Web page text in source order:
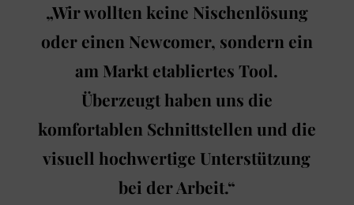
„Wir wollten keine Nischenlösung
oder einen Newcomer, sondern ein
am Markt etabliertes Tool.
Überzeugt haben uns die
komfortablen Schnittstellen und die
visuell hochwertige Unterstützung
bei der Arbeit.“